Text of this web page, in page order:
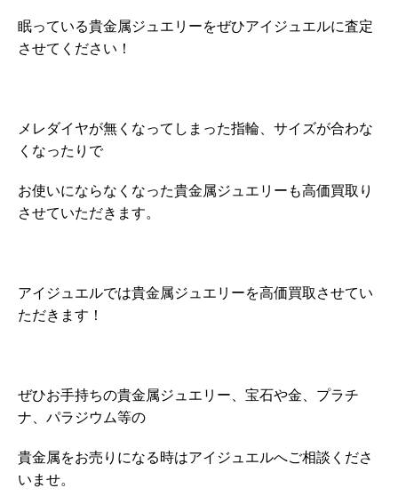
眠っている貴金属ジュエリーをぜひアイジュエルに査定
させてください！
メレダイヤが無くなってしまった指輪、サイズが合わな
くなったりで
お使いにならなくなった貴金属ジュエリーも高価買取り
させていただきます。
アイジュエルでは貴金属ジュエリーを高価買取させてい
ただきます！
ぜひお手持ちの貴金属ジュエリー、宝石や金、プラチ
ナ、パラジウム等の
貴金属をお売りになる時はアイジュエルへご相談くださ
いませ。